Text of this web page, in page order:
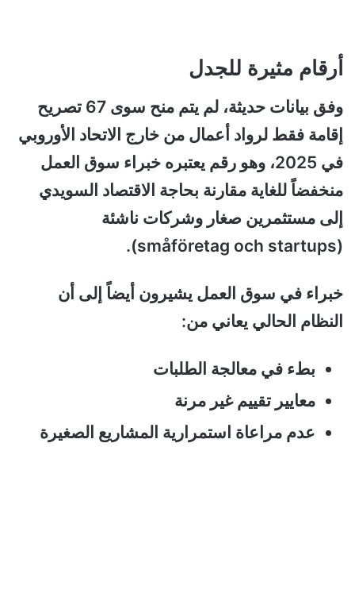
أرقام مثيرة للجدل
وفق بيانات حديثة، لم يتم منح سوى 67 تصريح
إقامة فقط لرواد أعمال من خارج الاتحاد الأوروبي
في 2025، وهو رقم يعتبره خبراء سوق العمل
منخفضاً للغاية مقارنة بحاجة الاقتصاد السويدي
إلى مستثمرين صغار وشركات ناشئة
(småföretag och startups).
خبراء في سوق العمل يشيرون أيضاً إلى أن
النظام الحالي يعاني من:
بطء في معالجة الطلبات
معايير تقييم غير مرنة
عدم مراعاة استمرارية المشاريع الصغيرة